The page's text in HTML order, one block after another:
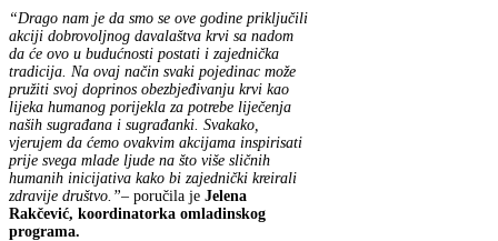
“Drago nam je da smo se ove godine priključili
akciji dobrovoljnog davalaštva krvi sa nadom
da će ovo u budućnosti postati i zajednička
tradicija. Na ovaj način svaki pojedinac može
pružiti svoj doprinos obezbjeđivanju krvi kao
lijeka humanog porijekla za potrebe liječenja
naših sugrađana i sugrađanki. Svakako,
vjerujem da ćemo ovakvim akcijama inspirisati
prije svega mlade ljude na što više sličnih
humanih inicijativa kako bi zajednički kreirali
zdravije društvo.”– poručila je Jelena
Rakčević, koordinatorka omladinskog
programa.